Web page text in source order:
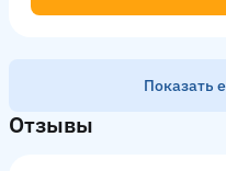
Показать
Отзывы